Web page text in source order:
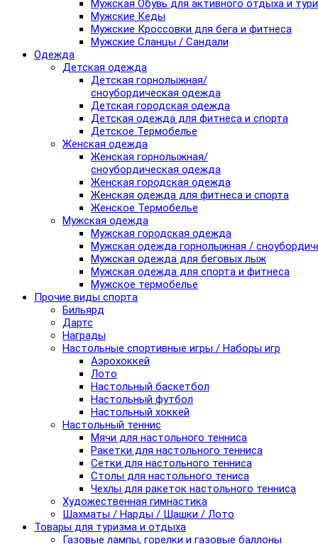
Мужская Обувь для активного отдыха и
Мужские Кеды
Мужские Кроссовки для бега и фитнеса
Мужские Сланцы / Сандали
Одежда
Детская одежда
Детская горнолыжная/
сноубордическая одежда
Детская городская одежда
Детская одежда для фитнеса и спорта
Детское Термобелье
Женская одежда
Женская горнолыжная/
сноубордическая одежда
Женская городская одежда
Женская одежда для фитнеса и спорта
Женское Термобелье
Мужская одежда
Мужская городская одежда
Мужская одежда горнолыжная /
Мужская одежда для беговых лыж
Мужская одежда для спорта и фитнеса
Мужское термобелье
Прочие виды спорта
Бильярд
Дартс
Награды
Настольные спортивные игры / Наборы игр
Аэрохоккей
Лото
Настольный баскетбол
Настольный футбол
Настольный хоккей
Настольный теннис
Мячи для настольного тенниса
Ракетки для настольного тенниса
Сетки для настольного тенниса
Столы для настольного тениса
Чехлы для ракеток настольного тенниса
Художественная гимнастика
Шахматы / Нарды / Шашки / Лото
Товары для туризма и отдыха
Газовые лампы, горелки и газовые баллоны